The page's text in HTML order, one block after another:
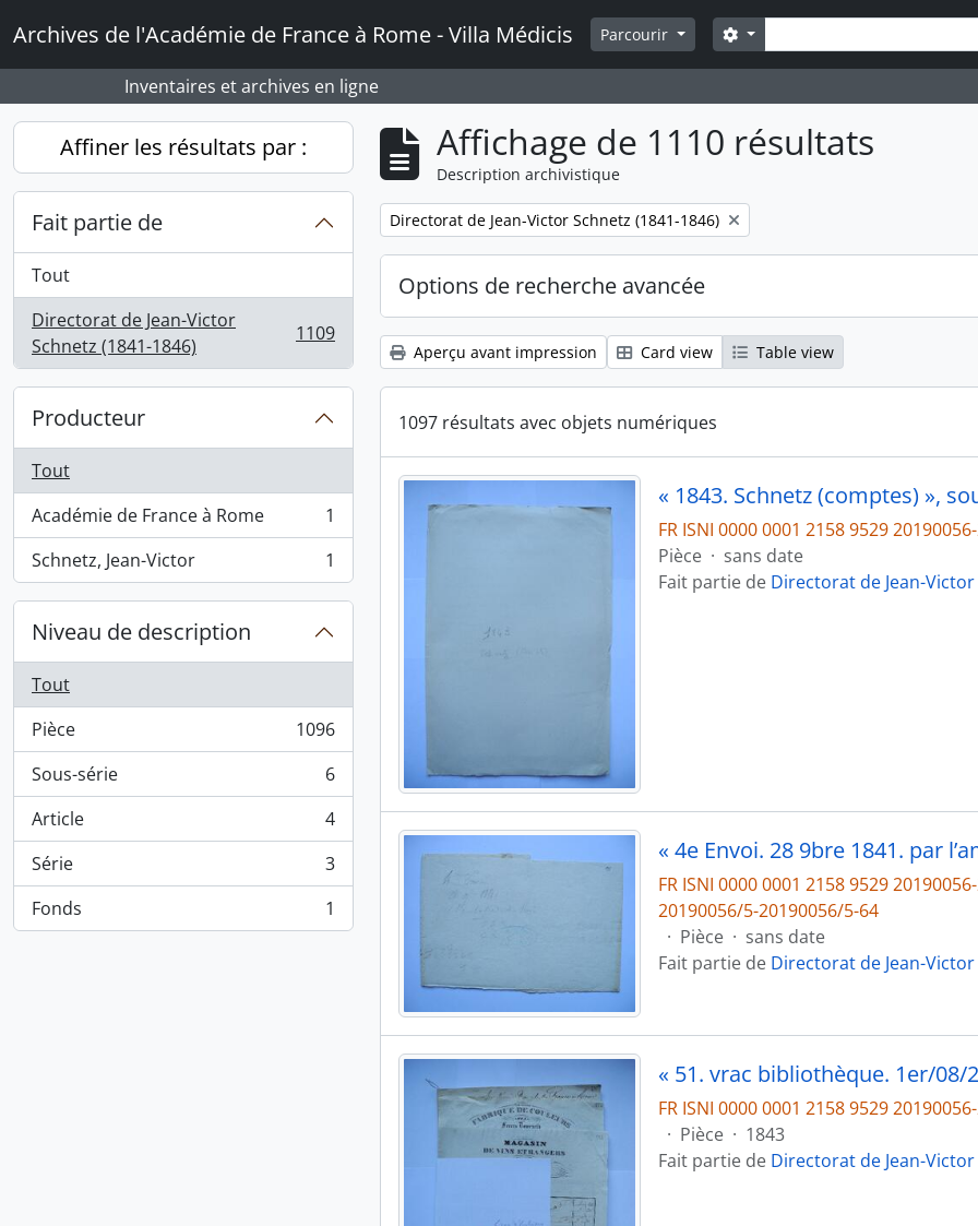
Archives de l'Académie de France à Rome - Villa Médicis Parcourir Rechercher
Search options
Inventaires et archives en ligne
Affiner les résultats par :
Fait partie de
Tout
Directorat de Jean-Victor
Schnetz (1841-1846)
, 1109 résultats 1109
Producteur
Tout
Académie de France à Rome
, 1 résultats
1
Schnetz, Jean-Victor
, 1 résultats 1
Niveau de description
Tout
Pièce
, 1096 résultats
1096
Sous-série
, 6 résultats
6
Article
, 4 résultats
4
Série
, 3 résultats
3
Fonds
, 1 résultats 1
Affichage de 1110 résultats
Description archivistique
Remove filter:
Directorat de Jean-Victor Schnetz (1841-1846)
Options de recherche avancée
Aperçu avant impression Card view Table view
1097 résultats avec objets numériques
FR ISNI 0000 0001 2158 9529
Pièce · sans date
Fait partie de Directorat de Jean-
FR ISNI 0000 0001 2158 9529
20190056/5-20190056/5-64
· Pièce · sans date
Fait partie de Directorat de Jean-
FR ISNI 0000 0001 2158 9529
· Pièce · 1843
Fait partie de Directorat de Jean-